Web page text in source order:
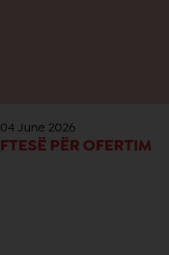
04 June 2026
FTESË PËR OFERTIM